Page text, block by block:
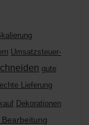
Umsatzsteuer-
gute
Lieferung
Dekorationen